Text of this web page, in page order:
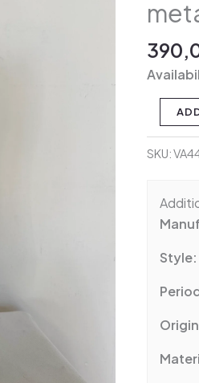
artistico
e
rosso
metallica
quantity
SKU:
Style: